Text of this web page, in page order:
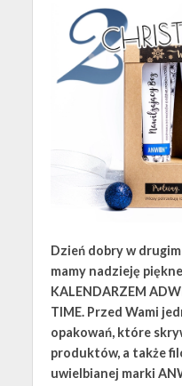
Dzień dobry w
mamy nadzieję
KALENDARZEM
TIME. Przed Wami
opakowań, które
produktów, a także
uwielbianej marki